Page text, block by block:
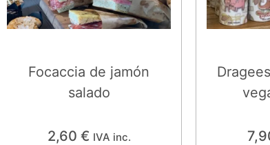
Focaccia de jamón
salado
2,60 € IVA inc.